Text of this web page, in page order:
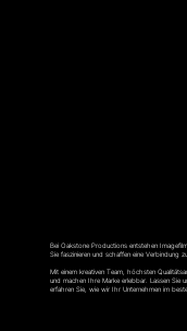
Bei Oakstone Productions entstehen
Sie faszinieren und schaffen eine Verbindung
Mit einem kreativen Team, höchsten
und machen Ihre Marke erlebbar. Lassen Sie
erfahren Sie, wie wir Ihr Unternehmen im